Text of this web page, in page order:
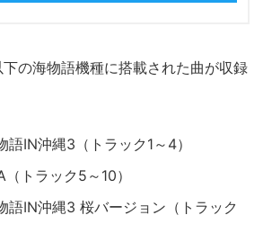
の海物語機種に搭載された曲が収録
語IN沖縄3（トラック1～4）
トラック5～10）
語IN沖縄3 桜バージョン（トラック